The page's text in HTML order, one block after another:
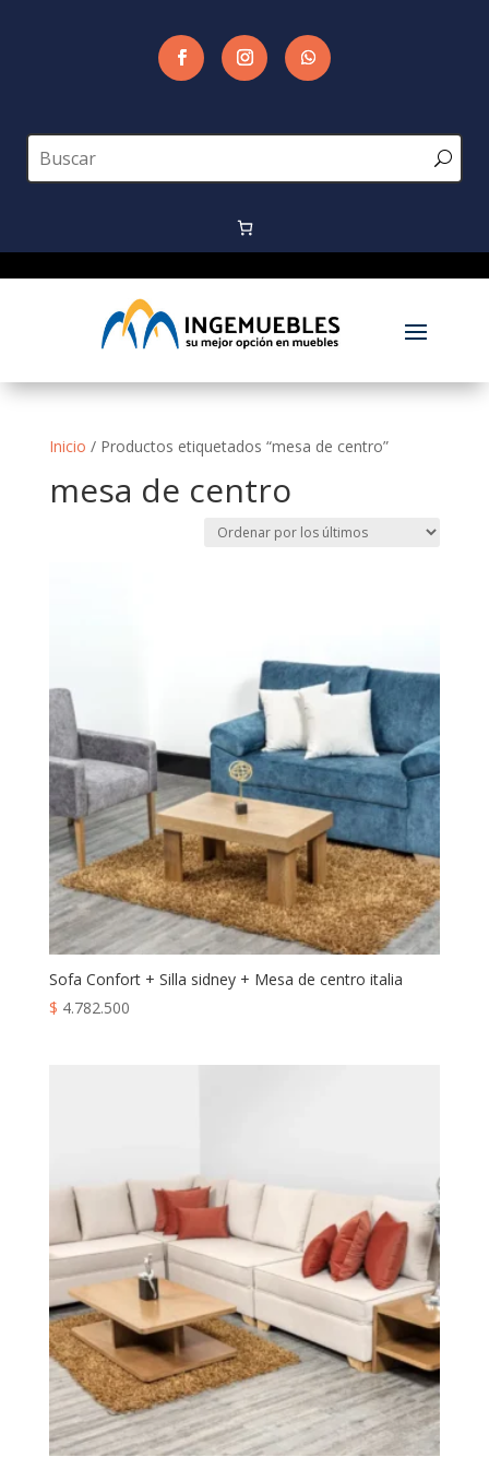
Inicio / Productos etiquetados “mesa de centro”
mesa de centro
Sofa Confort + Silla sidney + Mesa de centro italia
$ 4.782.500